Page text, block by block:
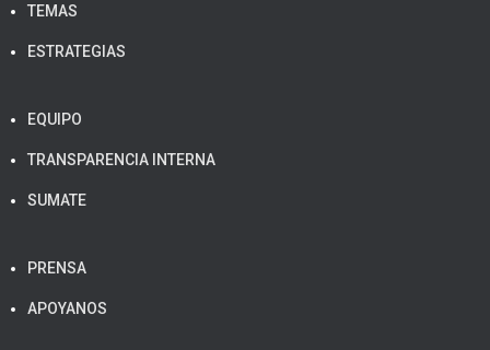
TEMAS
ESTRATEGIAS
EQUIPO
TRANSPARENCIA INTERNA
SUMATE
PRENSA
APOYANOS